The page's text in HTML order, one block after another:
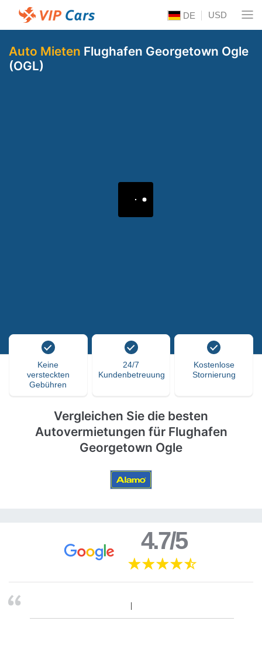
DE USD
Auto Mieten Flughafen Georgetown Ogle
(OGL)
Keine
versteckten
Gebühren
24/7
Kundenbetreuung
Kostenlose
Stornierung
Vergleichen Sie die besten
Autovermietungen für Flughafen
Georgetown Ogle
4.7/5